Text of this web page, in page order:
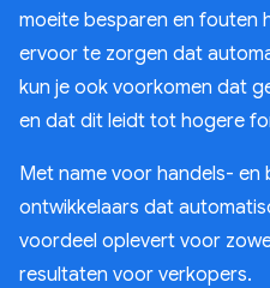
moeite besparen en fouten
ervoor te zorgen dat
kun je ook voorkomen dat
en dat dit leidt tot hogere
Met name voor handels-
ontwikkelaars dat
voordeel oplevert voor
resultaten voor verkopers.